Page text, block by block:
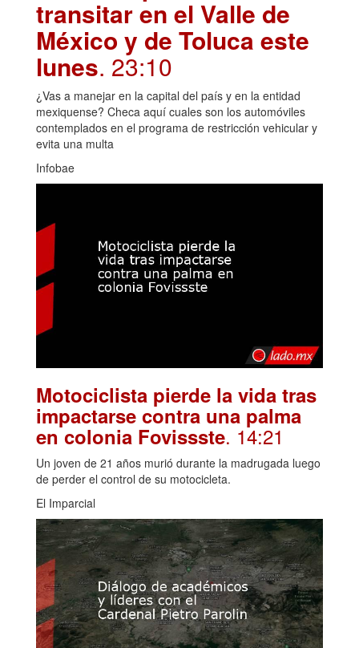
transitar en el Valle de
México y de Toluca este
lunes. 23:10
¿Vas a manejar en la capital del país y en la entidad
mexiquense? Checa aquí cuales son los automóviles
contemplados en el programa de restricción vehicular y
evita una multa
Infobae
Motociclista pierde la vida tras
impactarse contra una palma
en colonia Fovissste. 14:21
Un joven de 21 años murió durante la madrugada luego
de perder el control de su motocicleta.
El Imparcial